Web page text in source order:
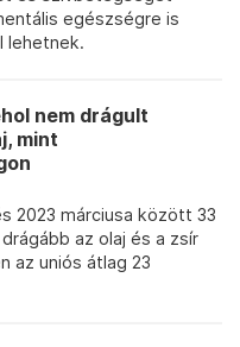
egészségre is
lehetnek.
nem drágult
mint
2023 márciusa között 33
az olaj és a zsír
az uniós átlag 23